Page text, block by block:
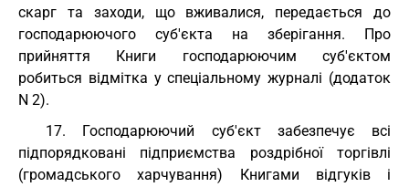
скарг та заходи, що вживалися, передається до
господарюючого суб'єкта на зберігання. Про
прийняття Книги господарюючим суб'єктом
робиться відмітка у спеціальному журналі (додаток
N 2).
17. Господарюючий суб'єкт забезпечує всі
підпорядковані підприємства роздрібної торгівлі
(громадського харчування) Книгами відгуків і